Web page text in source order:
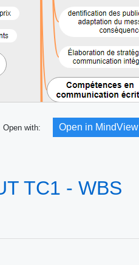
Open with: Open in MindView
TC1 - WBS